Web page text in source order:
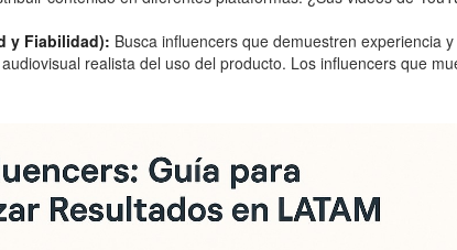
y Fiabilidad): Busca influencers que demuestren experiencia
realista del uso del producto. Los influencers que